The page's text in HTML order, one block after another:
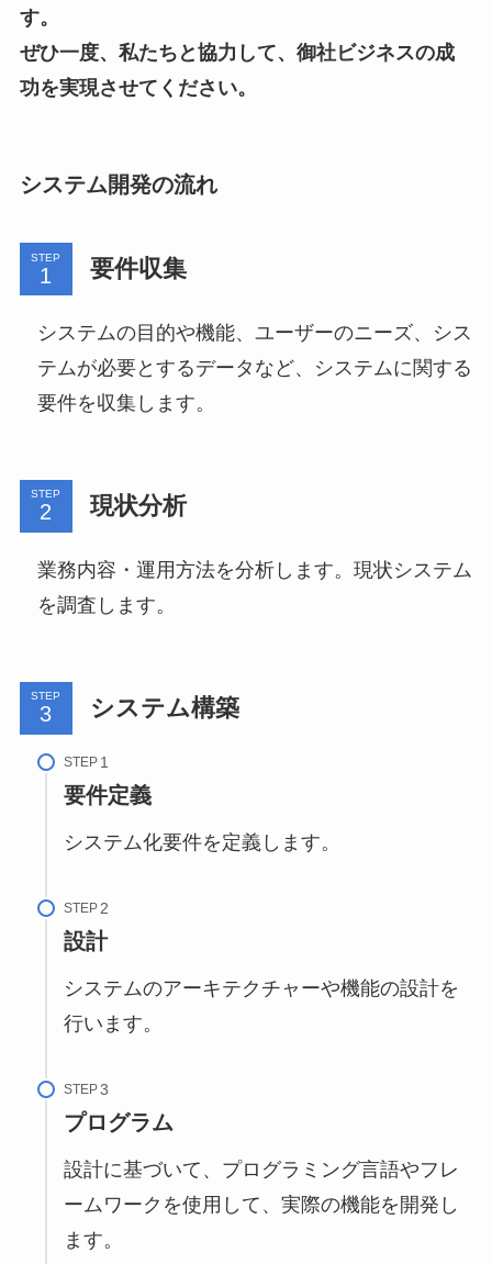
す。
ぜひ一度、私たちと協力して、御社ビジネスの成
功を実現させてください。
システム開発の流れ
STEP 要件収集
システムの目的や機能、ユーザーのニーズ、シス
テムが必要とするデータなど、システムに関する
要件を収集します。
STEP 現状分析
業務内容・運用方法を分析します。現状システム
を調査します。
STEP システム構築
STEP
要件定義
システム化要件を定義します。
STEP
設計
システムのアーキテクチャーや機能の設計を
行います。
STEP
プログラム
設計に基づいて、プログラミング言語やフレ
ームワークを使用して、実際の機能を開発し
ます。